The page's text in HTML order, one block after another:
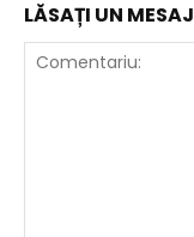
LĂSAȚI UN MESAJ